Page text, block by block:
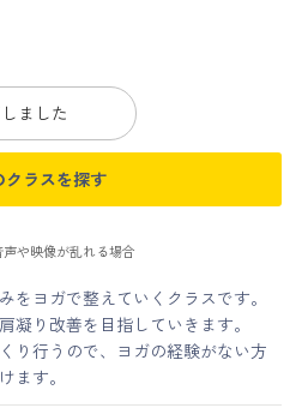
ての同意書
る表示
ー
ました
クラスを探す
声や映像が乱れる場合
をヨガで整えていくクラスです。
凝り改善を目指していきます。
り行うので、ヨガの経験がない方
ます。